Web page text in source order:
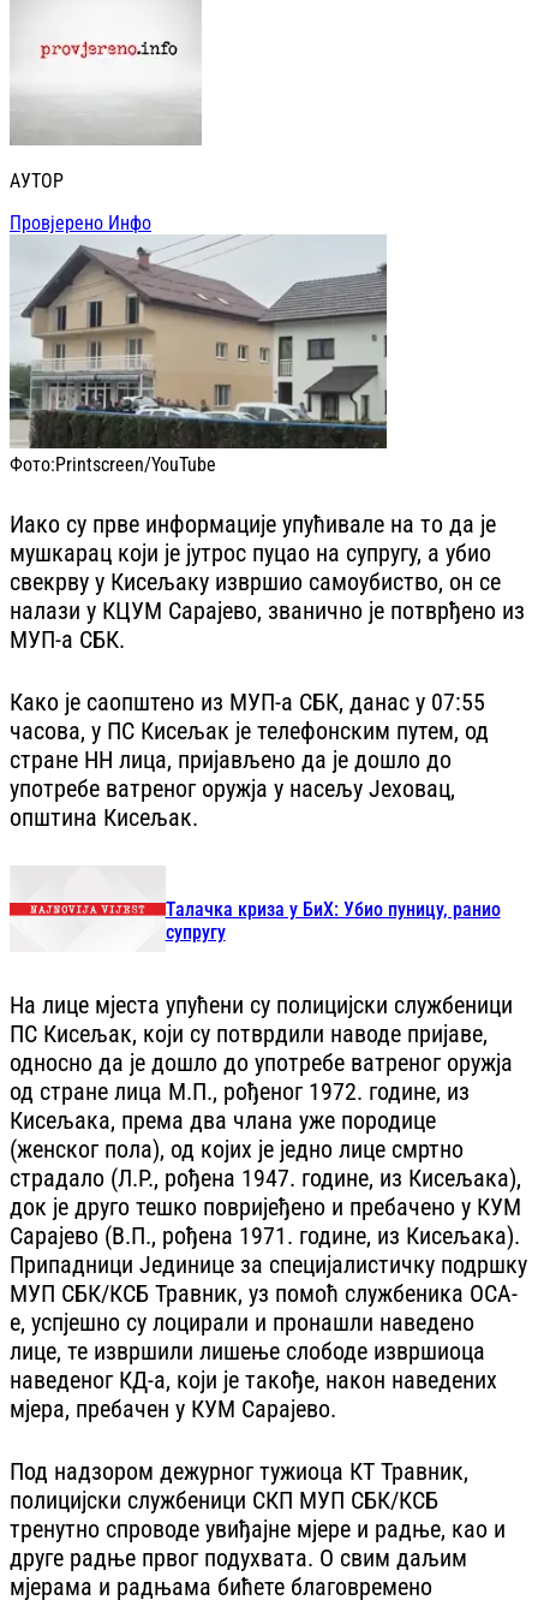
АУТОР
Провјерено Инфо
Фото:Printscreen/YouTube
Иако су прве информације упућивале на то да је
мушкарац који је јутрос пуцао на супругу, а убио
свекрву у Кисељаку извршио самоубиство, он се
налази у КЦУМ Сарајево, званично је потврђено из
МУП-а СБК.
Како је саопштено из МУП-а СБК, данас у 07:55
часова, у ПС Кисељак је телефонским путем, од
стране НН лица, пријављено да је дошло до
употребе ватреног оружја у насељу Јеховац,
општина Кисељак.
Талачка криза у БиХ: Убио пуницу, ранио
супругу
На лице мјеста упућени су полицијски службеници
ПС Кисељак, који су потврдили наводе пријаве,
односно да је дошло до употребе ватреног оружја
од стране лица М.П., рођеног 1972. године, из
Кисељака, према два члана уже породице
(женског пола), од којих је једно лице смртно
страдало (Л.Р., рођена 1947. године, из Кисељака),
док је друго тешко повријеђено и пребачено у КУМ
Сарајево (В.П., рођена 1971. године, из Кисељака).
Припадници Јединице за специјалистичку подршку
МУП СБК/КСБ Травник, уз помоћ службеника ОСА-
е, успјешно су лоцирали и пронашли наведено
лице, те извршили лишење слободе извршиоца
наведеног КД-а, који је такође, након наведених
мјера, пребачен у КУМ Сарајево.
Под надзором дежурног тужиоца КТ Травник,
полицијски службеници СКП МУП СБК/КСБ
тренутно спроводе увиђајне мјере и радње, као и
друге радње првог подухвата. О свим даљим
мјерама и радњама бићете благовремено